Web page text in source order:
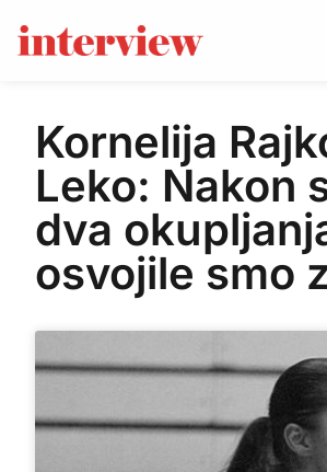
Kornelija
Leko: Nakon
dva
osvojile smo